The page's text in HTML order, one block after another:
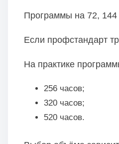
Программы на 72,
Если профстандарт
На практике
256 часов;
320 часов;
520 часов.